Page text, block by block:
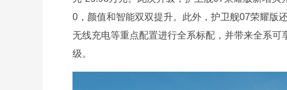
0，颜值和智能双双提升。此外，护卫舰07荣耀版
无线充电等重点配置进行全系标配，并带来全系
级。